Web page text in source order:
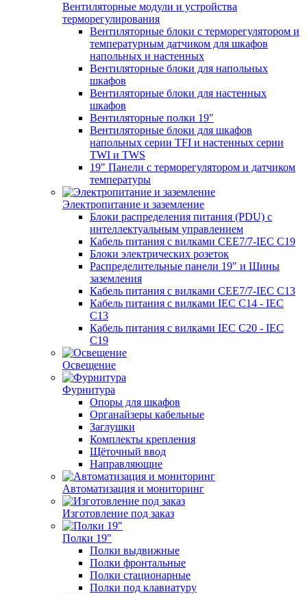
Вентиляторные модули и устройства
терморегулирования
Вентиляторные блоки с терморегулятором и
температурным датчиком для шкафов
напольных и настенных
Вентиляторные блоки для напольных
шкафов
Вентиляторные блоки для настенных
шкафов
Вентиляторные полки 19"
Вентиляторные блоки для шкафов
напольных серии TFI и настенных серии
TWI и TWS
19" Панели с терморегулятором и датчиком
температуры
Электропитание и заземление
Блоки распределения питания (PDU) с
интеллектуальным управлением
Кабель питания с вилками CEE7/7-IEC C19
Блоки электрических розеток
Распределительные панели 19" и Шины
заземления
Кабель питания с вилками CEE7/7-IEC C13
Кабель питания с вилками IEC C14 - IEC
C13
Кабель питания с вилками IEC C20 - IEC
C19
Освещение
Фурнитура
Опоры для шкафов
Органайзеры кабельные
Заглушки
Комплекты крепления
Щёточный ввод
Направляющие
Автоматизация и мониторинг
Изготовление под заказ
Полки 19"
Полки выдвижные
Полки фронтальные
Полки стационарные
Полки под клавиатуру